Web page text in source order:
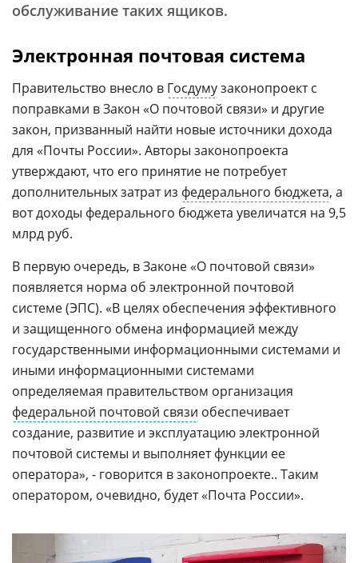
обслуживание таких ящиков.
Электронная почтовая система
Правительство внесло в Госдумузаконопроект с
поправками в Закон «О почтовой связи» и другие
закон, призванный найти новые источники дохода
для «Почты России». Авторы законопроекта
утверждают, что его принятие не потребует
дополнительных затрат из федерального бюджета, а
вот доходы федерального бюджета увеличатся на 9,5
млрд руб.
В первую очередь, в Законе «О почтовой связи»
появляется норма об электронной почтовой
системе (ЭПС). «В целях обеспечения эффективного
и защищенного обмена информацией между
государственными информационными системами и
иными информационными системами
определяемая правительством организация
федеральной почтовой связи обеспечивает
создание, развитие и эксплуатацию электронной
почтовой системы и выполняет функции ее
оператора», - говорится в законопроекте.. Таким
оператором, очевидно, будет «Почта России».